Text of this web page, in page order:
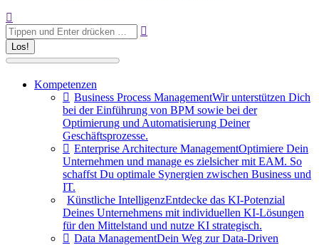
Search:
Kompetenzen
Business Process ManagementWir unterstützen Dich
bei der Einführung von BPM sowie bei der
Optimierung und Automatisierung Deiner
Geschäftsprozesse.
Enterprise Architecture ManagementOptimiere Dein
Unternehmen und manage es zielsicher mit EAM. So
schaffst Du optimale Synergien zwischen Business und
IT.
Künstliche IntelligenzEntdecke das KI-Potenzial
Deines Unternehmens mit individuellen KI-Lösungen
für den Mittelstand und nutze KI strategisch.
Data ManagementDein Weg zur Data-Driven